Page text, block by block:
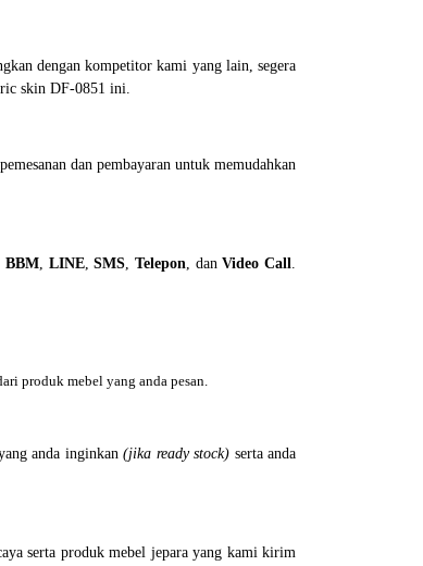
dengan kompetitor kami yang lain, segera
skin DF-0851 ini.
dan pembayaran untuk memudahkan
,BBM LINE,SMS ,Telepon , danVideo Call
produk mebel yang anda pesan.
anda inginkan(jika ready stock) serta anda
serta produk mebel jepara yang kami kirim